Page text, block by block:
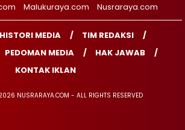
Malukuraya.com Nusraraya.com
HISTORI MEDIA
TIM REDAKSI
PEDOMAN MEDIA
HAK JAWAB
KONTAK IKLAN
NUSRARAYA.COM - ALL RIGHTS RESERVED